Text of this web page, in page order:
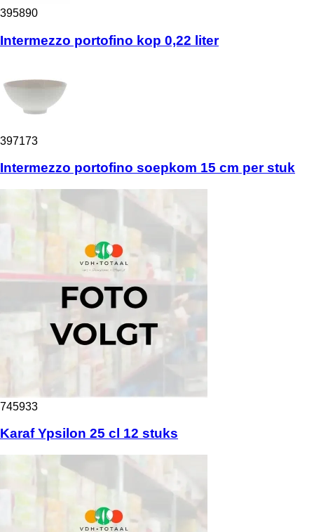
395890
Intermezzo portofino kop 0,22 liter
397173
Intermezzo portofino soepkom 15 cm per stuk
745933
Karaf Ypsilon 25 cl 12 stuks